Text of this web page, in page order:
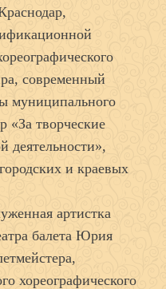
современный
муниципального
«За творческие
деятельности»,
и краевых
артистка
балета Юрия
хореографического